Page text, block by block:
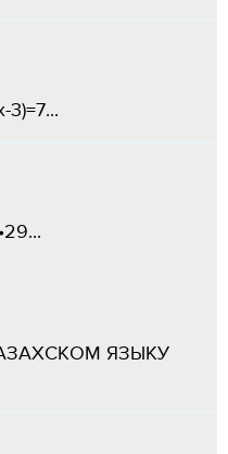
3)=7​...
ЯЗЫКУ